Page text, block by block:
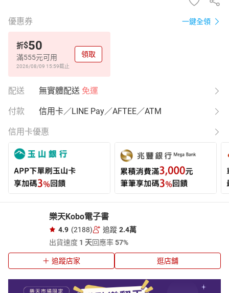
優惠券 一鍵全領
折$50
滿555元可用
2026/08/09 15:59截止
領取
配送 無實體配送 免運
付款 信用卡／LINE Pay／AFTEE／ATM
信用卡優惠
樂天Kobo電子書
4.9 (2188) 追蹤 2.4萬
出貨速度 1 天回應率57%
追蹤店家 逛店舖